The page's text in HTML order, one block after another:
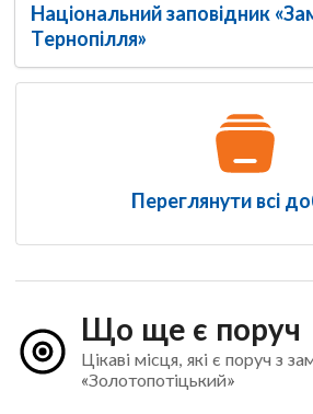
Національний заповідник
Тернопілля»
Переглянути всі
Що ще є поруч
Цікаві місця, які є поруч з
«Золотопотіцький»